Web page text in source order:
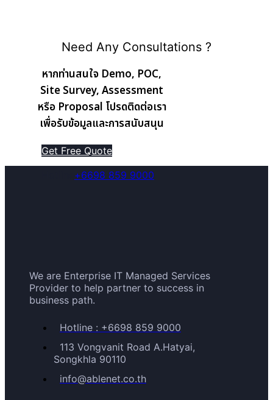
Need Any Consultations ?
หากท่านสนใจ Demo, POC,
Site Survey, Assessment
หรือ Proposal โปรดติดต่อเรา
เพื่อรับข้อมูลและการสนับสนุน
Get Free Quote
+6698 859 9000
We are Enterprise IT Managed Services
Provider to help partner to success in
business path.
Hotline : +6698 859 9000
113 Vongvanit Road A.Hatyai,
Songkhla 90110
info@ablenet.co.th